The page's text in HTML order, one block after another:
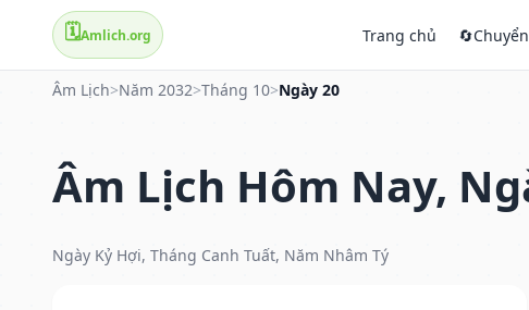
🗓️Amlich.org Trang chủ 🔄
Âm Lịch>Năm 2032>Tháng 10>Ngày 20
Âm Lịch Hôm Nay,
Ngày Kỷ Hợi, Tháng Canh Tuất, Năm Nhâm Tý